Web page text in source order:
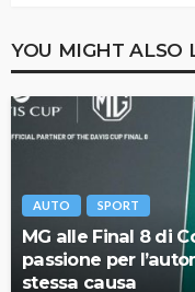
YOU MIGHT ALSO
AUTO SPORT
MG alle Final 8 di
passione per
stessa causa